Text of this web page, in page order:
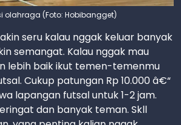
olahraga (Foto: Hobibangget)
seru kalau nggak keluar banyak
semangat. Kalau nggak mau
lebih baik ikut temen-temenmu
Cukup patungan Rp 10.000 â€“
lapangan futsal untuk 1-2 jam.
dan banyak teman. Skll